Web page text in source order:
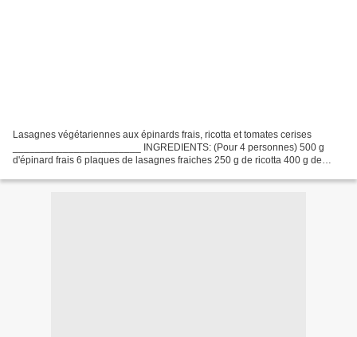
Lasagnes végétariennes aux épinards frais, ricotta et tomates cerises
_______________________ INGREDIENTS: (Pour 4 personnes) 500 g
d'épinard frais 6 plaques de lasagnes fraiches 250 g de ricotta 400 g de